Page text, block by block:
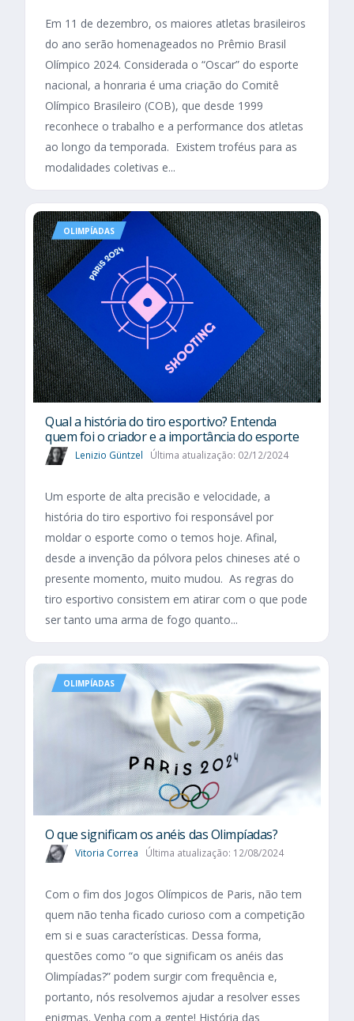
Em 11 de dezembro, os maiores atletas brasileiros
do ano serão homenageados no Prêmio Brasil
Olímpico 2024. Considerada o “Oscar” do esporte
nacional, a honraria é uma criação do Comitê
Olímpico Brasileiro (COB), que desde 1999
reconhece o trabalho e a performance dos atletas
ao longo da temporada. Existem troféus para as
modalidades coletivas e...
OLIMPÍADAS
Qual a história do tiro esportivo? Entenda
quem foi o criador e a importância do esporte
Lenizio Güntzel Última atualização: 02/12/2024
Um esporte de alta precisão e velocidade, a
história do tiro esportivo foi responsável por
moldar o esporte como o temos hoje. Afinal,
desde a invenção da pólvora pelos chineses até o
presente momento, muito mudou. As regras do
tiro esportivo consistem em atirar com o que pode
ser tanto uma arma de fogo quanto...
OLIMPÍADAS
O que significam os anéis das Olimpíadas?
Vitoria Correa Última atualização: 12/08/2024
Com o fim dos Jogos Olímpicos de Paris, não tem
quem não tenha ficado curioso com a competição
em si e suas características. Dessa forma,
questões como “o que significam os anéis das
Olimpíadas?” podem surgir com frequência e,
portanto, nós resolvemos ajudar a resolver esses
enigmas. Venha com a gente! História das